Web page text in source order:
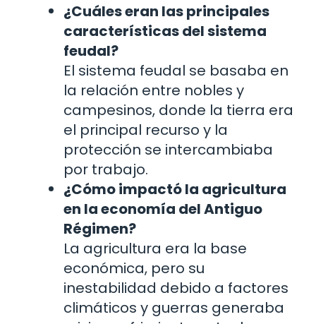
¿Cuáles eran las principales
características del sistema
feudal?
El sistema feudal se basaba en
la relación entre nobles y
campesinos, donde la tierra era
el principal recurso y la
protección se intercambiaba
por trabajo.
¿Cómo impactó la agricultura
en la economía del Antiguo
Régimen?
La agricultura era la base
económica, pero su
inestabilidad debido a factores
climáticos y guerras generaba